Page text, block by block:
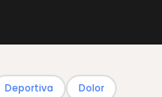
Deportiva
Dolor